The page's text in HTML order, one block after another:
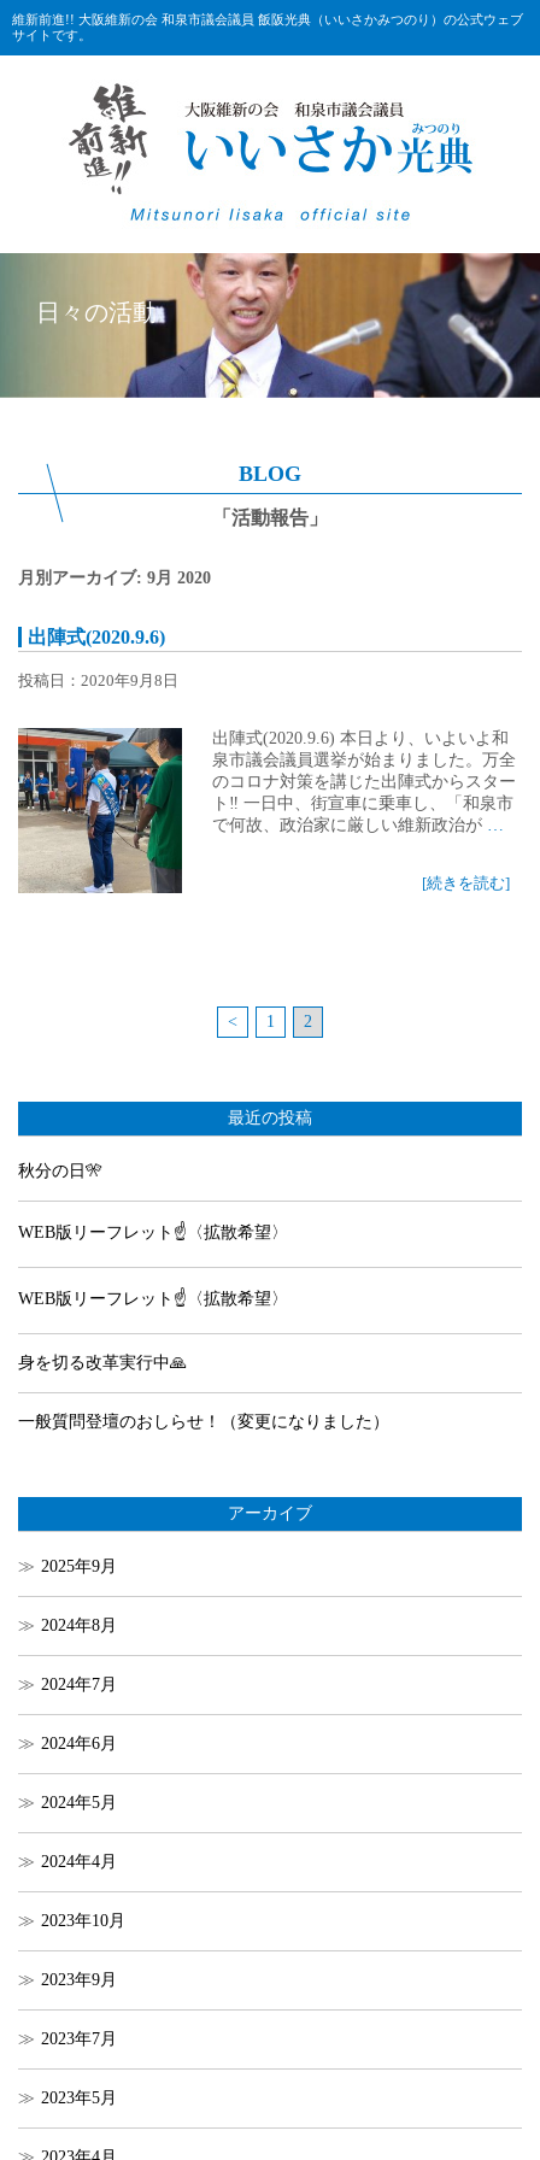
維新前進!! 大阪維新の会 和泉市議会議員 飯阪光典（いいさかみつのり）の公式ウェブ
サイトです。
日々の活動
BLOG
「活動報告」
月別アーカイブ: 9月 2020
出陣式(2020.9.6)
投稿日：2020年9月8日
出陣式(2020.9.6) 本日より、いよいよ和
泉市議会議員選挙が始まりました。万全
のコロナ対策を講じた出陣式からスター
ト‼️ 一日中、街宣車に乗車し、「和泉市
で何故、政治家に厳しい維新政治が …
[続きを読む]
< 1 2
最近の投稿
秋分の日🎌
WEB版リーフレット☝️〈拡散希望〉
WEB版リーフレット☝️〈拡散希望〉
身を切る改革実行中🙏
一般質問登壇のおしらせ！（変更になりました）
アーカイブ
2025年9月
2024年8月
2024年7月
2024年6月
2024年5月
2024年4月
2023年10月
2023年9月
2023年7月
2023年5月